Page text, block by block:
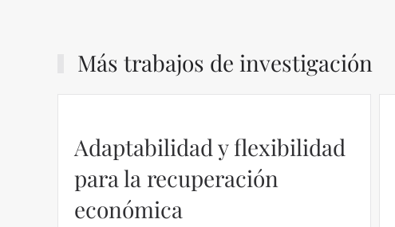
Más trabajos de investigación
Adaptabilidad y flexibilidad
para la recuperación
económica